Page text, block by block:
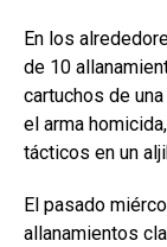
En los
de 10
cartuchos de
el arma
tácticos en un
El pasado
allanamientos